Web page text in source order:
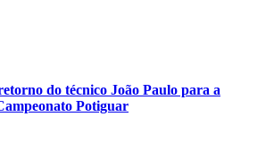
do técnico João Paulo para a
Potiguar